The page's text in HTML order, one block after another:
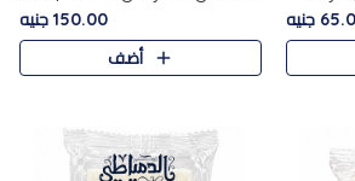
جنيه
بشوكولاتة فاخرة غنية لتحقيق
التوازن المثالي بين قوام القرمشة
ونكهة الشوكولاتة ا..
150.00 جنيه
أضف